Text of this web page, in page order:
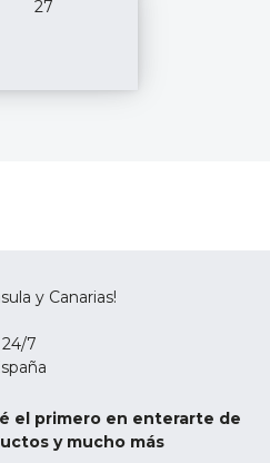
27
y Canarias!
7
el primero en enterarte de
y mucho más